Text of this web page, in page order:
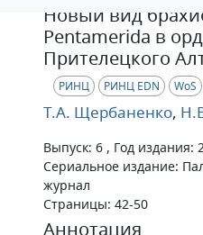
Новый вид
Pentamerida в
Прителецкого
РИНЦ РИНЦ EDN WoS
Т.А. Щербаненко,
Выпуск: 6 , Год издания:
Сериальное издание:
журнал
Страницы: 42-50
Аннотация